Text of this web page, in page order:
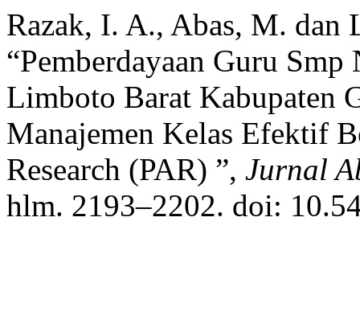
Razak, I. A., Abas, M. dan
“Pemberdayaan Guru
Limboto Barat Kabupaten
Manajemen Kelas Efektif
Research (PAR) ”, Jurnal
hlm. 2193–2202. doi: